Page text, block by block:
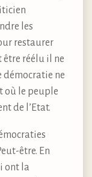
les
restaurer
être réélu il ne
démocratie ne
où le peuple
de l’Etat.
être. En
ont la